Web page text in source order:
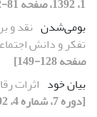
بومی‌شدن نقد و
تفکر و دانش
صفحه 128-149]
بیان خود اثرات
[دوره 7، شماره 4، 1392، صفحه 110-136]